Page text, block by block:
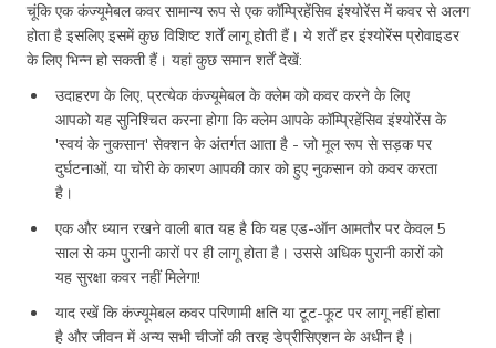
चूंकि एक कंज्यूमेबल कवर सामान्य रूप से एक कॉम्प्रिहेंसिव इंश्योरेंस में कवर से अलग
होता है इसलिए इसमें कुछ विशिष्ट शर्तें लागू होती हैं। ये शर्तें हर इंश्योरेंस प्रोवाइडर
के लिए भिन्न हो सकती हैं। यहां कुछ समान शर्तें देखें:
उदाहरण के लिए, प्रत्येक कंज्यूमेबल के क्लेम को कवर करने के लिए
आपको यह सुनिश्चित करना होगा कि क्लेम आपके कॉम्प्रिहेंसिव इंश्योरेंस के
'स्वयं के नुकसान' सेक्शन के अंतर्गत आता है - जो मूल रूप से सड़क पर
दुर्घटनाओं, या चोरी के कारण आपकी कार को हुए नुकसान को कवर करता
है।
एक और ध्यान रखने वाली बात यह है कि यह एड-ऑन आमतौर पर केवल 5
साल से कम पुरानी कारों पर ही लागू होता है। उससे अधिक पुरानी कारों को
यह सुरक्षा कवर नहीं मिलेगा!
याद रखें कि कंज्यूमेबल कवर परिणामी क्षति या टूट-फूट पर लागू नहीं होता
है और जीवन में अन्य सभी चीजों की तरह डेप्रीसिएशन के अधीन है।